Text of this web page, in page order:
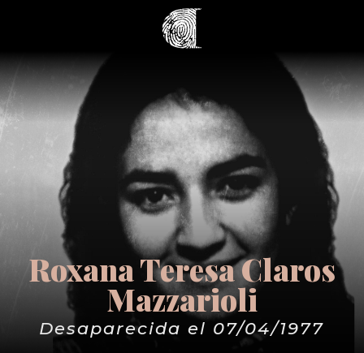
Roxana Teresa Claros
Mazzarioli
Desaparecida el 07/04/1977